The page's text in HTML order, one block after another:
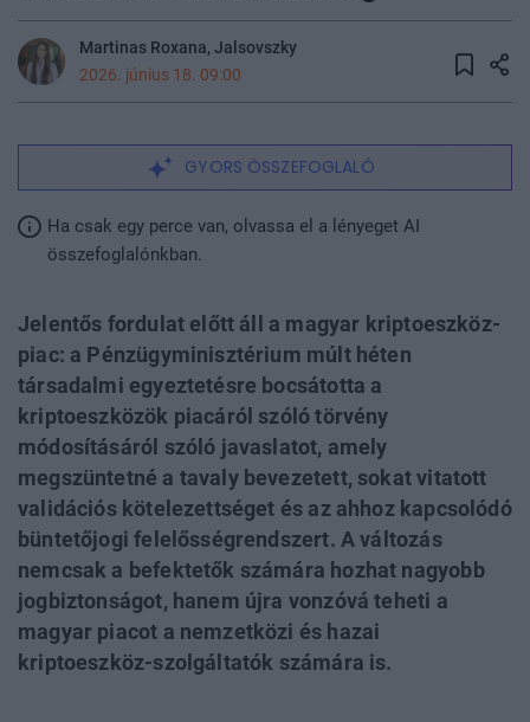
Martinas Roxana, Jalsovszky
2026. június 18. 09:00
GYORS ÖSSZEFOGLALÓ
Ha csak egy perce van, olvassa el a lényeget AI
összefoglalónkban.
Jelentős fordulat előtt áll a magyar kriptoeszköz-
piac: a Pénzügyminisztérium múlt héten
társadalmi egyeztetésre bocsátotta a
kriptoeszközök piacáról szóló törvény
módosításáról szóló javaslatot, amely
megszüntetné a tavaly bevezetett, sokat vitatott
validációs kötelezettséget és az ahhoz kapcsolódó
büntetőjogi felelősségrendszert. A változás
nemcsak a befektetők számára hozhat nagyobb
jogbiztonságot, hanem újra vonzóvá teheti a
magyar piacot a nemzetközi és hazai
kriptoeszköz-szolgáltatók számára is.